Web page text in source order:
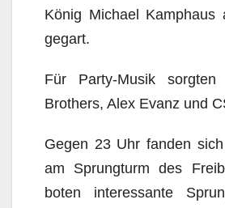
König Michael Kamphaus
gegart.
Für Party-Musik
Brothers, Alex Evanz und
Gegen 23 Uhr fanden
am Sprungturm des
boten interessante